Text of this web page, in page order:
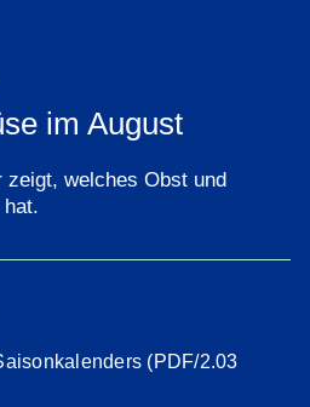
im August
zeigt, welches Obst und
(PDF/2.03
Fenster